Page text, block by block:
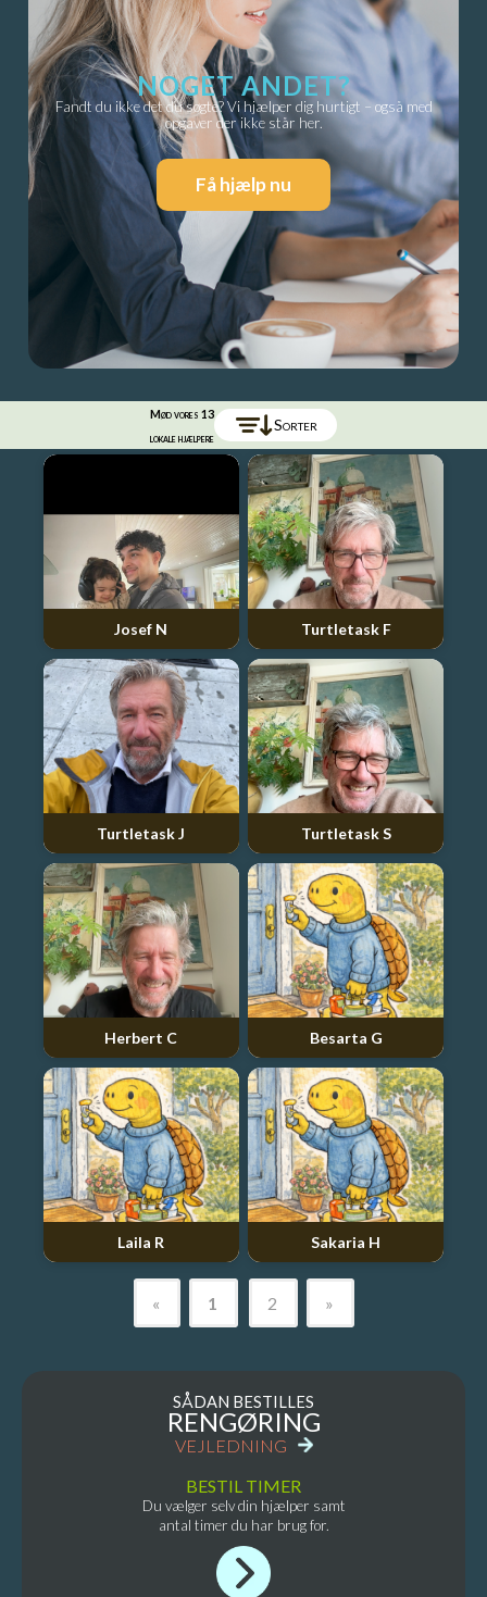
NOGET ANDET?
Fandt du ikke det du søgte? Vi hjælper dig hurtigt – også med
opgaver der ikke står her.
Få hjælp nu
Mød vores13
lokale hjælpere
Sorter
Josef N Turtletask F
Turtletask J Turtletask S
Herbert C Besarta G
Laila R Sakaria H
« 1 2 »
SÅDAN BESTILLES
RENGØRING
VEJLEDNING
BESTIL TIMER
Du vælger selv din hjælper samt
antal timer du har brug for.